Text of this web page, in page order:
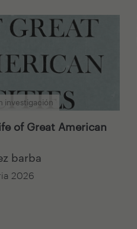
investigación
of Great American
barba
2026